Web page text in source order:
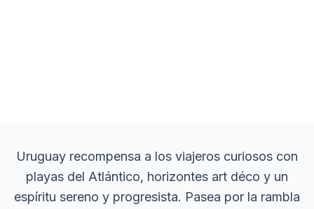
Uruguay recompensa a los viajeros curiosos con
playas del Atlántico, horizontes art déco y un
espíritu sereno y progresista. Pasea por la rambla